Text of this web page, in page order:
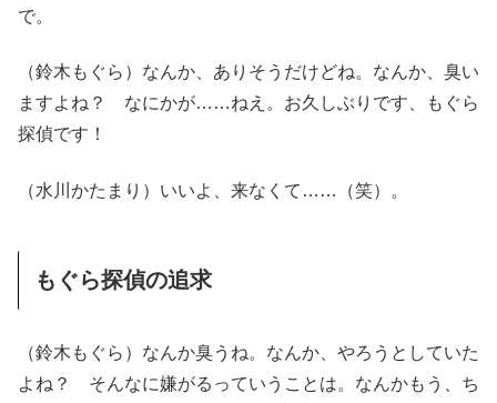
で。
（鈴木もぐら）なんか、ありそうだけどね。なんか、臭い
ますよね？ なにかが……ねえ。お久しぶりです、もぐら
探偵です！
（水川かたまり）いいよ、来なくて……（笑）。
もぐら探偵の追求
（鈴木もぐら）なんか臭うね。なんか、やろうとしていた
よね？ そんなに嫌がるっていうことは。なんかもう、ち